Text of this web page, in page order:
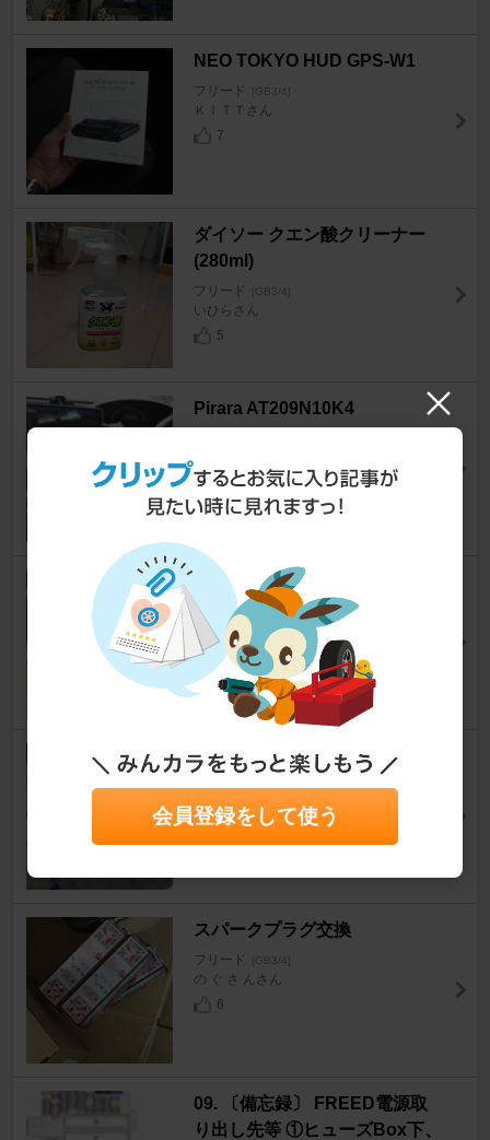
NEO TOKYO HUD GPS-W1
フリード [GB3/4]
ＫＩＴＴさん
7
ダイソー クエン酸クリーナー
(280ml)
フリード [GB3/4]
いひらさん
5
Pirara AT209N10K4
12
RADAR DIDAX TOURING
フリード [GB3/4]
mattiiiさん
MUGEN / 無限 無限エンブレム
フリード [GB3/4]
ＫＩＴＴさん
2
スパークプラグ交換
フリード [GB3/4]
の ぐ さ んさん
6
09. 〔備忘録〕 FREED電源取
り出し先等 ①ヒューズBox下、
会員登録をして使う